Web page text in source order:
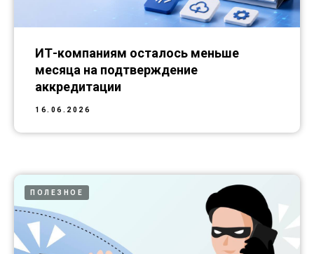
ИТ-компаниям осталось меньше
месяца на подтверждение
аккредитации
16.06.2026
ПОЛЕЗНОЕ